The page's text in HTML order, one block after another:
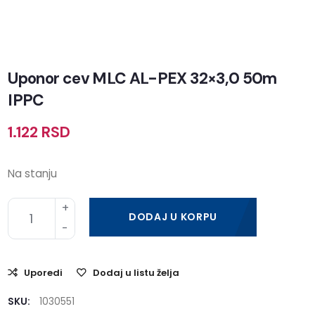
Uponor cev MLC AL-PEX 32×3,0 50m
IPPC
1.122 RSD
Na stanju
DODAJ U KORPU
Uporedi Dodaj u listu želja
SKU:
1030551